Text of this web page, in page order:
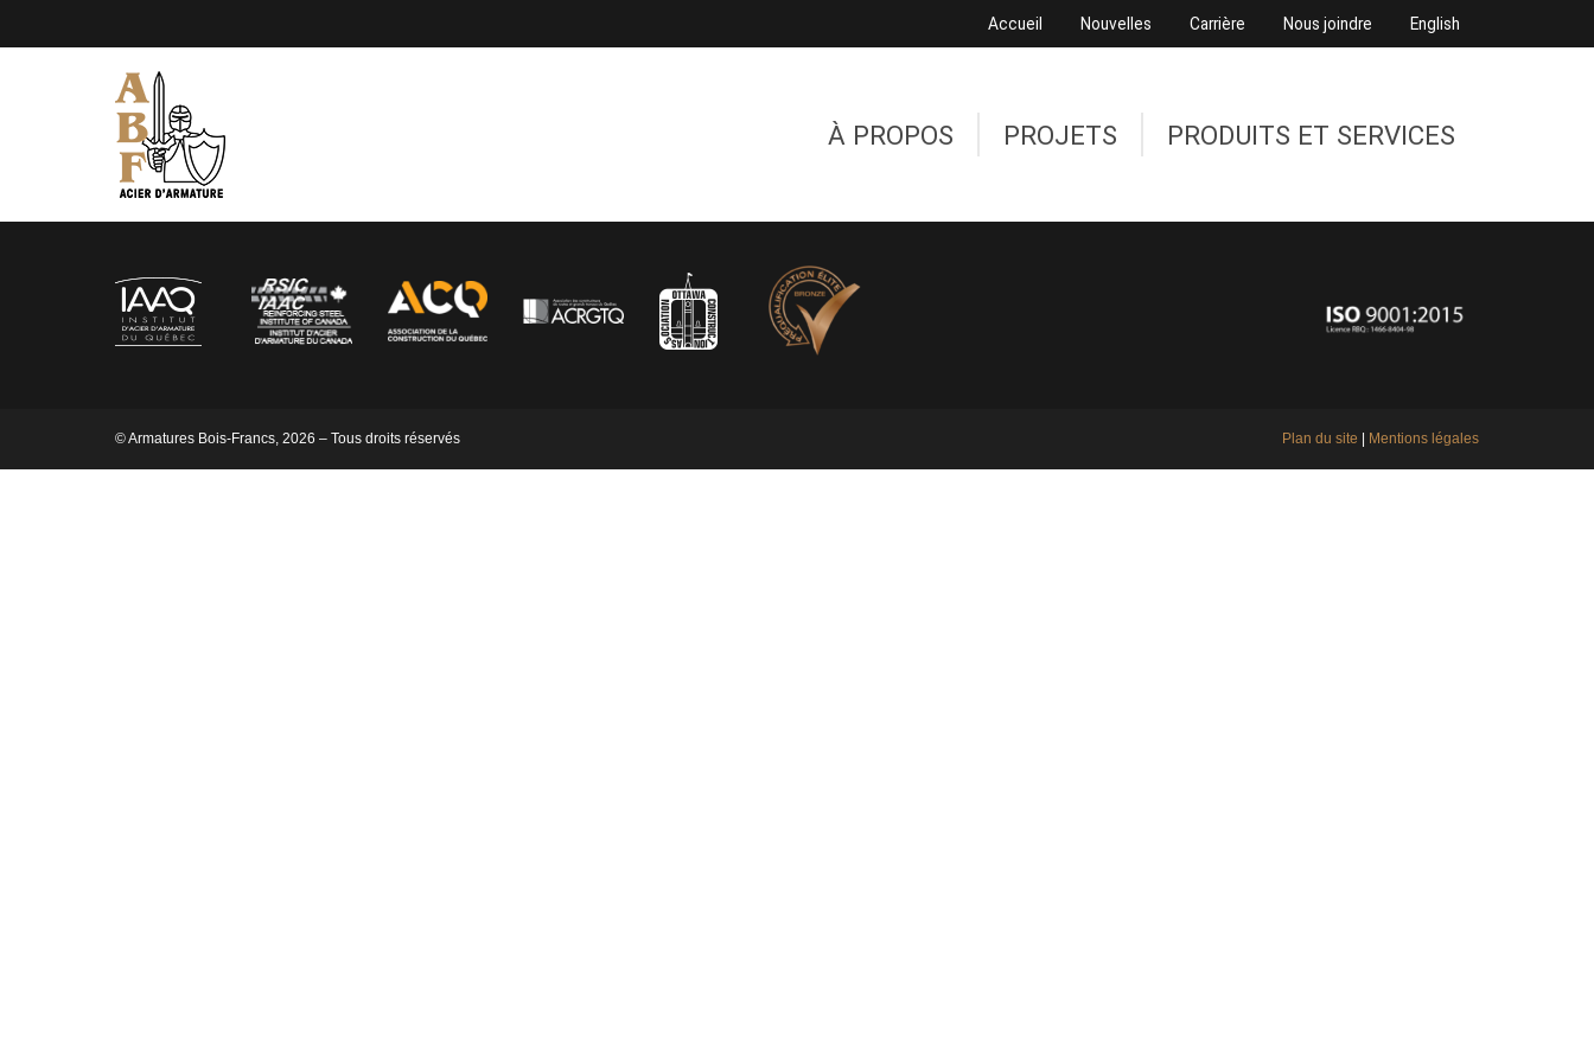
Accueil Nouvelles Carrière Nous joindre English
À PROPOS PROJETS PRODUITS ET SERVICES
© Armatures Bois-Francs, 2026 – Tous droits réservés Plan du site Mentions légales